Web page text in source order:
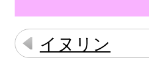
イヌリン